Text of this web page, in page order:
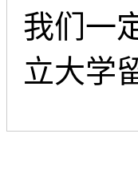
我们一
立大学